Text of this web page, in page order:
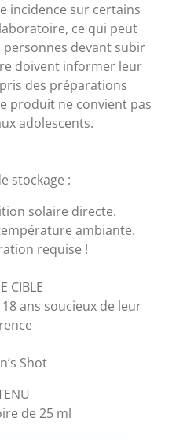
incidence sur certains
ce qui peut
personnes devant subir
doivent informer leur
des préparations
produit ne convient pas
adolescents.
stockage :
solaire directe.
ambiante.
requise !
CIBLE
ans soucieux de leur
Shot
de 25 ml